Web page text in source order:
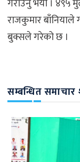
गराउनु भयो । ४९५
राजकुमार बाँनियाले
बुक्सले गरेको छ ।
सम्बन्धित